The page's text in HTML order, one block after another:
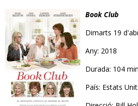
Book Club
Dimarts 19
Any: 2018
Durada: 104
País: Estats